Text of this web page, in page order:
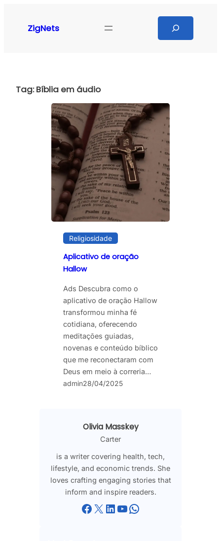
ZigNets
Tag:Bíblia em áudio
Religiosidade
Aplicativo de oração
Hallow
Ads Descubra como o
aplicativo de oração Hallow
transformou minha fé
cotidiana, oferecendo
meditações guiadas,
novenas e conteúdo bíblico
que me reconectaram com
Deus em meio à correria…
admin28/04/2025
Olivia Masskey
Carter
is a writer covering health, tech,
lifestyle, and economic trends. She
loves crafting engaging stories that
inform and inspire readers.
Facebook X LinkedIn YouTube WhatsApp